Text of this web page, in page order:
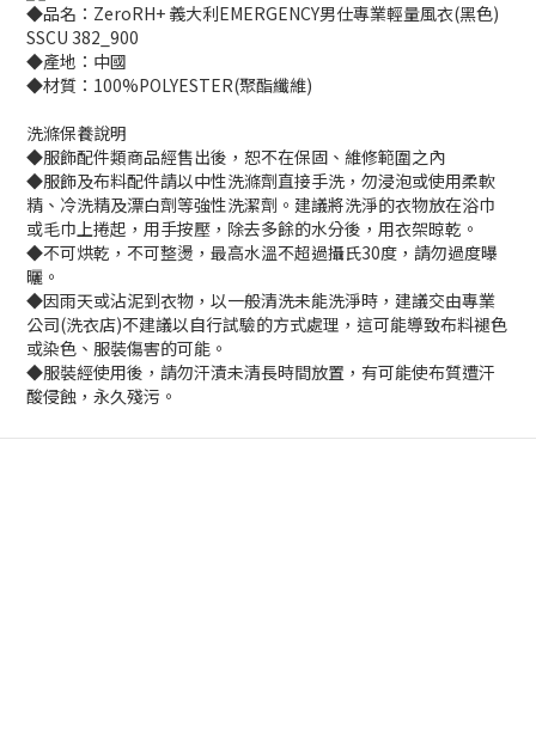
◆品名：ZeroRH+ 義大利EMERGENCY男仕專業輕量風衣(黑色)
SSCU 382_900
◆產地：中國
◆材質：100%POLYESTER(聚酯纖維)
洗滌保養說明
◆服飾配件類商品經售出後，恕不在保固、維修範圍之內
◆服飾及布料配件請以中性洗滌劑直接手洗，勿浸泡或使用柔軟
精、冷洗精及漂白劑等強性洗潔劑。建議將洗淨的衣物放在浴巾
或毛巾上捲起，用手按壓，除去多餘的水分後，用衣架晾乾。
◆不可烘乾，不可整燙，最高水溫不超過攝氏30度，請勿過度曝
曬。
◆因雨天或沾泥到衣物，以一般清洗未能洗淨時，建議交由專業
公司(洗衣店)不建議以自行試驗的方式處理，這可能導致布料褪色
或染色、服裝傷害的可能。
◆服裝經使用後，請勿汗漬未清長時間放置，有可能使布質遭汗
酸侵蝕，永久殘污。